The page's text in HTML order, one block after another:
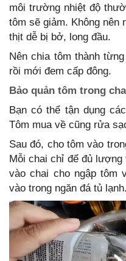
môi trường nhiệt độ
tôm sẽ giảm. Không nên
thịt dễ bị bở, long đầu.
Nên chia tôm thành
rồi mới đem cấp đông.
Bảo quản tôm trong
Bạn có thể tận dụng
Tôm mua về cũng rửa
Sau đó, cho tôm vào
Mỗi chai chỉ để đủ
vào chai cho ngập tôm
vào trong ngăn đá tủ lạnh.